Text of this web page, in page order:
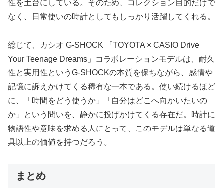
性を土台にしている。そのため、コレクション目的だけで
なく、日常使いの時計としてもしっかり活躍してくれる。
総じて、カシオ G-SHOCK 「TOYOTA × CASIO Drive
Your Teenage Dreams」コラボレーションモデルは、耐久
性と実用性というG-SHOCKの本質を保ちながら、感情や
記憶に訴えかけてくる稀有な一本である。使い続けるほど
に、「時間をどう使うか」「自分はどこへ向かいたいの
か」という問いを、静かに投げかけてくる存在だ。時計に
物語性や意味を求める人にとって、このモデルは単なる道
具以上の価値を持つだろう。
まとめ